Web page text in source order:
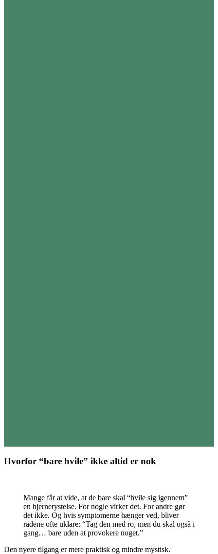
Hvorfor “bare hvile” ikke altid er nok
Mange får at vide, at de bare skal “hvile sig igennem”
en hjernerystelse. For nogle virker det. For andre gør
det ikke. Og hvis symptomerne hænger ved, bliver
rådene ofte uklare: “Tag den med ro, men du skal også i
gang… bare uden at provokere noget.”
Den nyere tilgang er mere praktisk og mindre mystisk.